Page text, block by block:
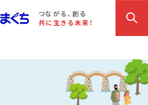
つながる、創る
共に生きる未来！
ス こだわり商品 参加・イベント情報